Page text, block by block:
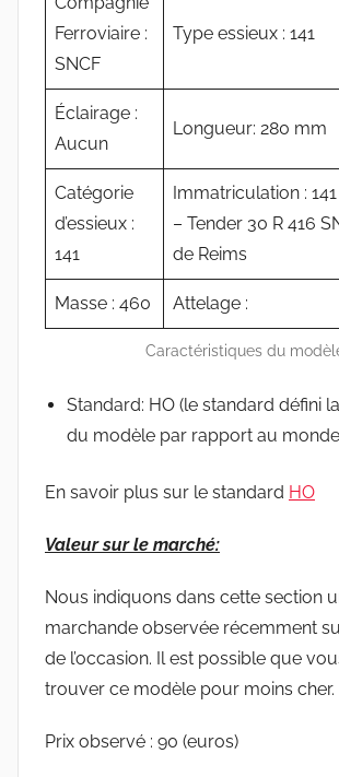
Ferroviaire :
SNCF
Type essieux : 141
Éclairage :
Aucun
Longueur: 280 mm
Catégorie
d’essieux :
141
Immatriculation : 141
– Tender 30 R 416
de Reims
Masse : 460 Attelage :
Caractéristiques du
Standard: HO (le standard défini
du modèle par rapport au monde
En savoir plus sur le standard HO
Valeur sur le marché:
Nous indiquons dans cette section
marchande observée récemment
de l’occasion. Il est possible que
trouver ce modèle pour moins cher.
Prix observé : 90 (euros)